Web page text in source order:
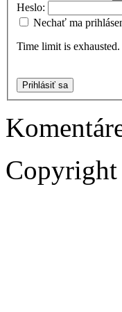
Heslo:
Nechať ma
Time limit is
Prihlásiť sa